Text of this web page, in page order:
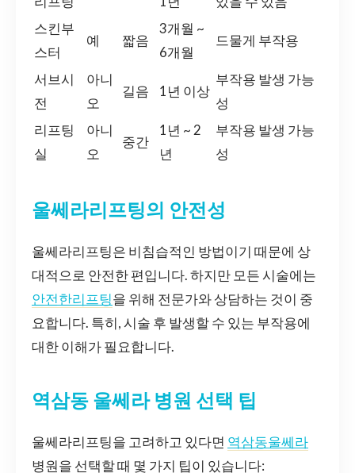
스킨부
스터
예 짧음
3개월 ~
6개월
드물게 부작용
서브시
전
아니
오
길음 1년 이상
부작용 발생 가능
성
리프팅
실
아니
오
중간
1년 ~ 2
년
부작용 발생 가능
성
울쎄라리프팅의 안전성
울쎄라리프팅은 비침습적인 방법이기 때문에 상
대적으로 안전한 편입니다. 하지만 모든 시술에는
안전한리프팅을 위해 전문가와 상담하는 것이 중
요합니다. 특히, 시술 후 발생할 수 있는 부작용에
대한 이해가 필요합니다.
역삼동 울쎄라 병원 선택 팁
울쎄라리프팅을 고려하고 있다면 역삼동울쎄라
병원을 선택할 때 몇 가지 팁이 있습니다: